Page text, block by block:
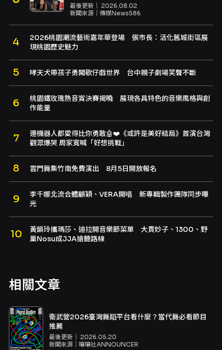
最後更新｜ 2026.08.02
新聞來源｜ 傳媒News586
2026桃園潮流藝術嘉年華登場 張市長：活化舊城街區展
現桃園歷史魅力
哮天犬帶孩子勇闖歌仔戲世界 台中親子劇場笑聲不斷
桃園鐵玫瑰熱音賞決賽揭曉 展現各具特色的音樂風格與創
作能量
連機器人都愛得比你勇敢🤖❤️《或許是美好結局》首演台灣
觀眾爆哭 周家寬喊「好想挑戰」
雲門舞集竹南免費演出 8月5日開放報名
李千娜北流合體顧穎、VERA開唱 新專輯製作團隊同步曝
光
黃韻玲攜瑪莎、迪拉開音樂節菜單 大貫妙子、1300、野
巢Nosu成JJA搶聽路線
相關文章
衛武營2026臺灣舞蹈平台看什麼？當代舞必看節目
推薦
最後更新｜ 2026.05.20
新聞來源｜ 嚷嚷社ANNOUNCER